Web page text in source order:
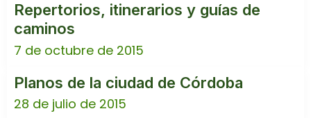
Repertorios, itinerarios y guías de
caminos
7 de octubre de 2015
Planos de la ciudad de Córdoba
28 de julio de 2015